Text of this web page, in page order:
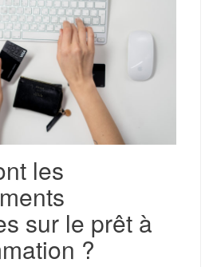
les
sur le prêt à
?